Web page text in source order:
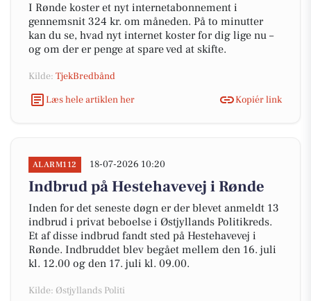
I Rønde koster et nyt internetabonnement i
gennemsnit 324 kr. om måneden. På to minutter
kan du se, hvad nyt internet koster for dig lige nu –
og om der er penge at spare ved at skifte.
Kilde: TjekBredbånd
Læs hele artiklen her
Kopiér link
ALARM112 18-07-2026 10:20
Indbrud på Hestehavevej i Rønde
Inden for det seneste døgn er der blevet anmeldt 13
indbrud i privat beboelse i Østjyllands Politikreds.
Et af disse indbrud fandt sted på Hestehavevej i
Rønde. Indbruddet blev begået mellem den 16. juli
kl. 12.00 og den 17. juli kl. 09.00.
Kilde: Østjyllands Politi